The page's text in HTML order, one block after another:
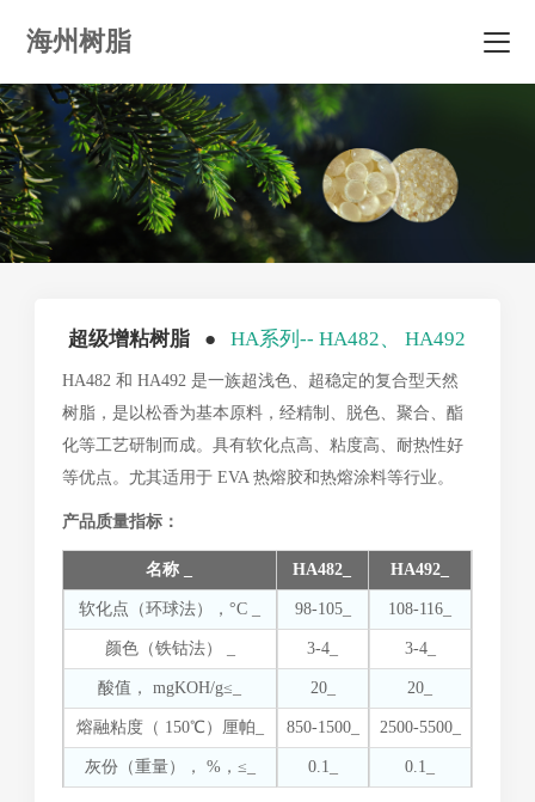
海州树脂
超级增粘树脂 ●HA系列-- HA482、 HA492
HA482 和 HA492 是一族超浅色、超稳定的复合型天然
树脂，是以松香为基本原料，经精制、脱色、聚合、酯
化等工艺研制而成。具有软化点高、粘度高、耐热性好
等优点。尤其适用于 EVA 热熔胶和热熔涂料等行业。
产品质量指标：
名称 _ HA482_ HA492_
软化点（环球法），°C _ 98-105_ 108-116_
颜色（铁钴法） _ 3-4_ 3-4_
酸值， mgKOH/g≤_ 20_ 20_
熔融粘度（ 150℃）厘帕_ 850-1500_ 2500-5500_
灰份（重量）， %，≤_ 0.1_ 0.1_